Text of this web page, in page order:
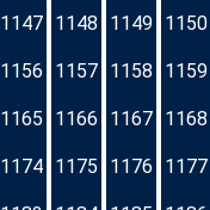
1147 1148 1149 1150
1156 1157 1158 1159
1165 1166 1167 1168
1174 1175 1176 1177